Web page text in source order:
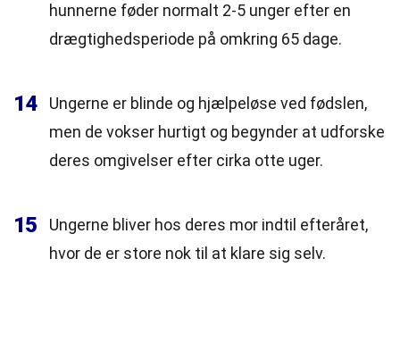
hunnerne føder normalt 2-5 unger efter en
drægtighedsperiode på omkring 65 dage.
14
Ungerne er blinde og hjælpeløse ved fødslen,
men de vokser hurtigt og begynder at udforske
deres omgivelser efter cirka otte uger.
15
Ungerne bliver hos deres mor indtil efteråret,
hvor de er store nok til at klare sig selv.